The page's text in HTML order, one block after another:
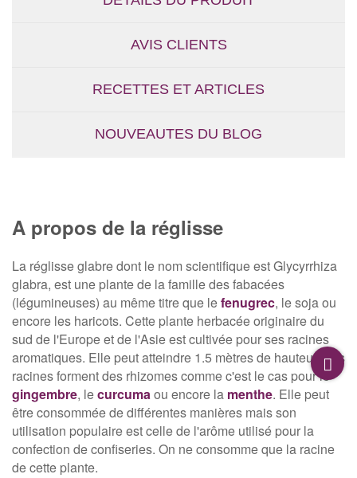
AVIS CLIENTS
RECETTES ET ARTICLES
NOUVEAUTES DU BLOG
A propos de la réglisse
La réglisse glabre dont le nom scientifique est Glycyrrhiza
glabra, est une plante de la famille des fabacées
(légumineuses) au même titre que lefenugrec, le soja ou
encore les haricots. Cette plante herbacée originaire du
sud de l'Europe et de l'Asie est cultivée pour ses racines
aromatiques. Elle peut atteindre 1.5 mètres de hauteur. Ses
racines forment des rhizomes comme c'est le cas pour le
gingembre, lecurcumaou encore la menthe. Elle peut
être consommée de différentes manières mais son
utilisation populaire est celle de l'arôme utilisé pour la
confection de confiseries. On ne consomme que la racine
de cette plante.